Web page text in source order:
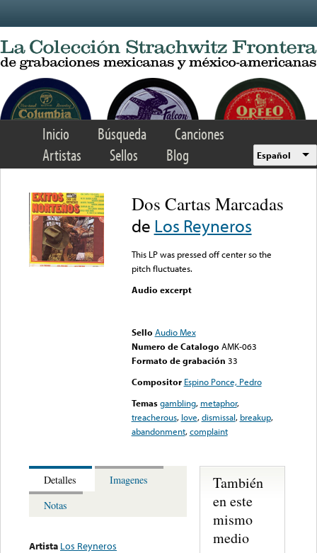
Inicio Búsqueda
Canciones
Artistas
Sellos Blog Español
Dos Cartas Marcadas
de Los Reyneros
This LP was pressed off center so the
pitch fluctuates.
Audio excerpt
Sello Audio Mex
Numero de Catalogo AMK-063
Formato de grabación 33
Compositor Espino Ponce, Pedro
Temas gambling, metaphor,
treacherous, love,dismissal, breakup,
abandonment,complaint
Detalles
Imagenes
Notas
Artista Los Reyneros
También
en este
mismo
medio